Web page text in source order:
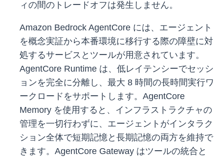
ィの間のトレードオフは発生しません。
Amazon Bedrock AgentCore には、エージェント
を概念実証から本番環境に移行する際の障壁に対
処するサービスとツールが用意されています。
AgentCore Runtime は、低レイテンシーでセッシ
ョンを完全に分離し、最大 8 時間の長時間実行ワ
ークロードをサポートします。AgentCore
Memory を使用すると、インフラストラクチャの
管理を一切行わずに、エージェントがインタラク
ション全体で短期記憶と長期記憶の両方を維持で
きます。AgentCore Gateway はツールの統合と